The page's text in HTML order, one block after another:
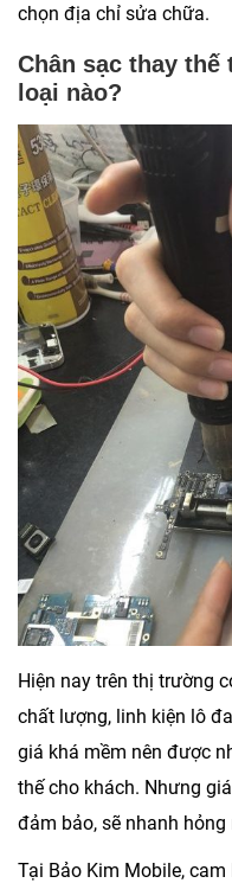
chọn địa chỉ sửa chữa.
Chân sạc thay thế
loại nào?
Hiện nay trên thị trường
chất lượng, linh kiện lô
giá khá mềm nên được
thế cho khách. Nhưng
đảm bảo, sẽ nhanh
Tại Bảo Kim Mobile,